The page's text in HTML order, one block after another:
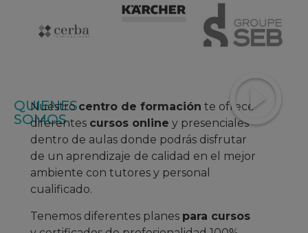
QUIENES
SOMOS
Nuestrocentro de formación te ofrece
diferentes cursos online y presenciales
dentro de aulas donde podrás disfrutar
de un aprendizaje de calidad en el mejor
ambiente con tutores y personal
cualificado.
Tenemos diferentes planes para cursos